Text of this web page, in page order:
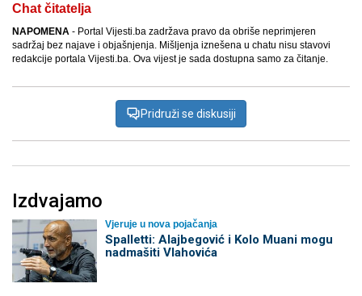
Chat čitatelja
NAPOMENA - Portal Vijesti.ba zadržava pravo da obriše neprimjeren
sadržaj bez najave i objašnjenja. Mišljenja iznešena u chatu nisu stavovi
redakcije portala Vijesti.ba. Ova vijest je sada dostupna samo za čitanje.
Pridruži se diskusiji
Izdvajamo
Vjeruje u nova pojačanja
Spalletti: Alajbegović i Kolo Muani mogu
nadmašiti Vlahovića